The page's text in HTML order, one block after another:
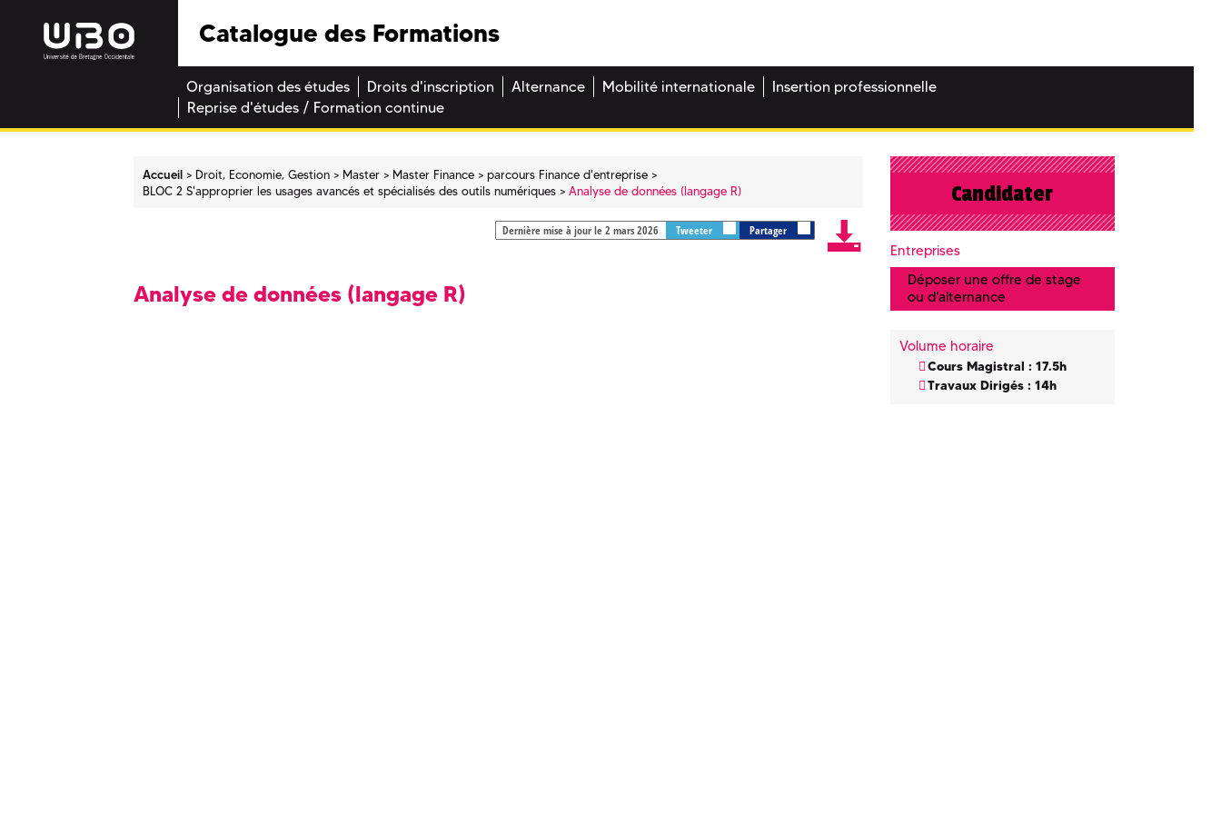
Catalogue des Formations
Organisation des études Droits d'inscription Alternance Mobilité internationale
Insertion professionnelle
Reprise d'études / Formation continue
Accueil Droit, Economie, Gestion Master Master Finance
parcours Finance d'entreprise
BLOC 2 S'approprier les usages avancés et spécialisés des outils numériques
Analyse de données (langage R)
Dernière mise à jour le 2 mars 2026 Tweeter Partager
Analyse de données (langage R)
Candidater
Entreprises
Déposer une offre de stage
ou d'alternance
Volume horaire
Cours Magistral : 17.5h
Travaux Dirigés : 14h